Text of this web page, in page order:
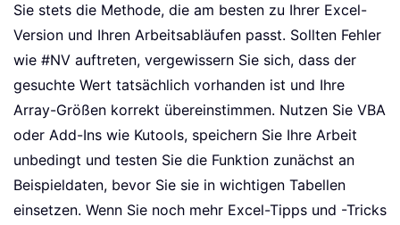
Sie stets die Methode, die am besten zu Ihrer Excel-
Version und Ihren Arbeitsabläufen passt. Sollten Fehler
wie #NV auftreten, vergewissern Sie sich, dass der
gesuchte Wert tatsächlich vorhanden ist und Ihre
Array-Größen korrekt übereinstimmen. Nutzen Sie VBA
oder Add-Ins wie Kutools, speichern Sie Ihre Arbeit
unbedingt und testen Sie die Funktion zunächst an
Beispieldaten, bevor Sie sie in wichtigen Tabellen
einsetzen. Wenn Sie noch mehr Excel-Tipps und -Tricks